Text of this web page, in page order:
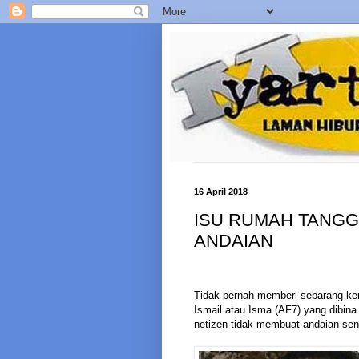
16 April 2018
ISU RUMAH
ANDAIAN
Tidak pernah memberi sebarang
Ismail atau Isma (AF7) yang
netizen tidak membuat andaian